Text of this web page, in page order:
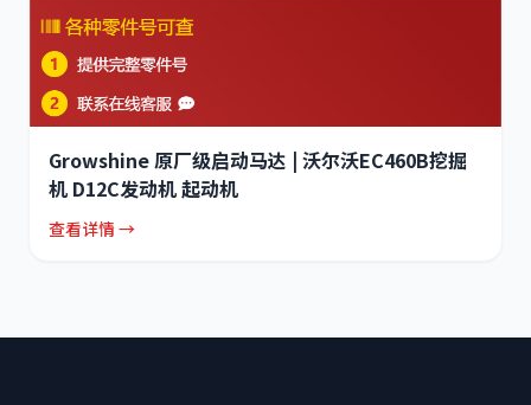
Growshine 原厂级启动马达 | 沃尔沃EC460B挖掘
机 D12C发动机 起动机
查看详情 →